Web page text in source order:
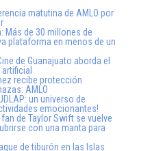
matutina de AMLO por
Más de 30 millones de
plataforma en menos de un
de Guanajuato aborda el
recibe protección
AMLO
un universo de
emocionantes!
de Taylor Swift se vuelve
con una manta para
de tiburón en las Islas